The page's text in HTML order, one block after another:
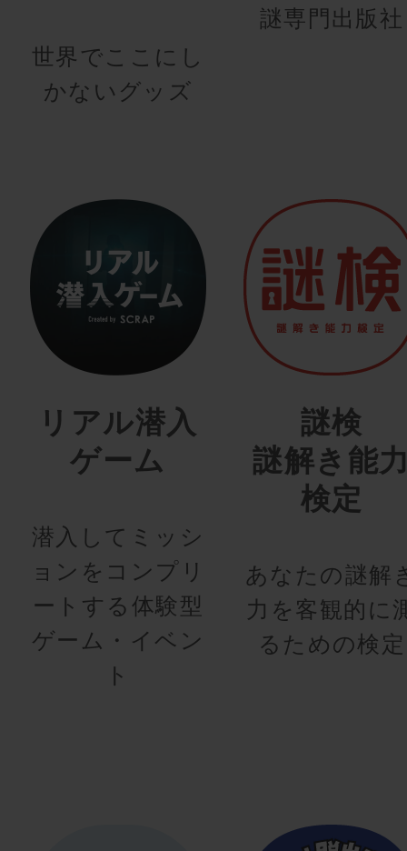
世界でここにし
かないグッズ
謎専門出版社
リアル潜入
ゲーム
潜入してミッシ
ョンをコンプリ
ートする体験型
ゲーム・イベン
ト
謎検
謎解き能
検定
あなたの謎解
力を客観的に
るための検定